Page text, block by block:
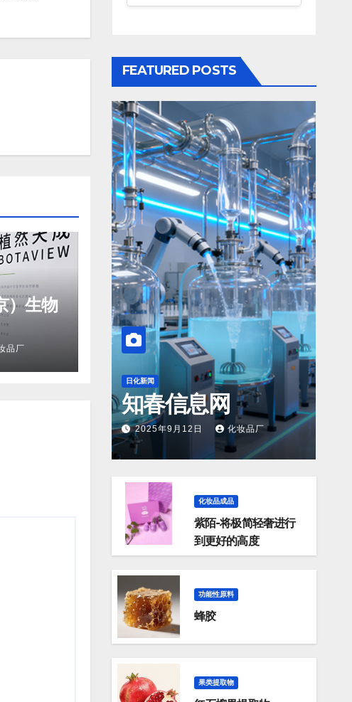
）生物
品厂
FEATURED POSTS
日化新闻
知春信息网
2025年9月12日 化妆品厂
化妆品成品
紫陌-将极简轻奢进行
到更好的高度
功能性原料
蜂胶
果类提取物